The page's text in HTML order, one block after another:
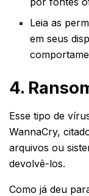
Leia as
em seus
4.
Esse tipo de
WannaCry,
arquivos ou
devolvê-los.
Como já deu